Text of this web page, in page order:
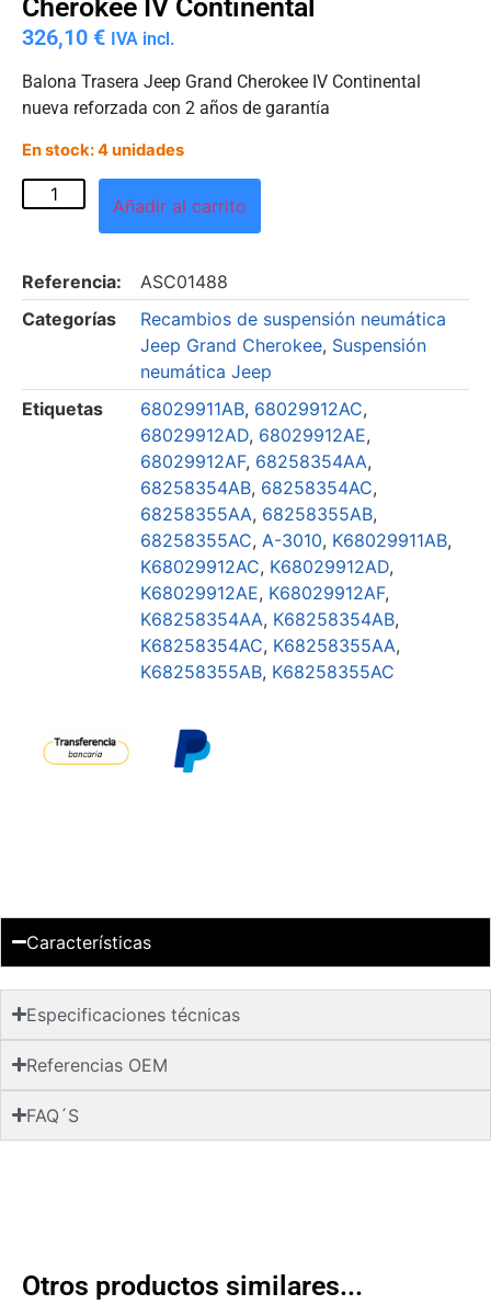
Cherokee IV Continental
326,10 € IVA incl.
Balona Trasera Jeep Grand Cherokee IV Continental
nueva reforzada con 2 años de garantía
En stock: 4 unidades
Añadir al carrito
Referencia:
ASC01488
Categorías
Recambios de suspensión neumática
Jeep Grand Cherokee, Suspensión
neumática Jeep
Etiquetas
68029911AB, 68029912AC,
68029912AD, 68029912AE,
68029912AF, 68258354AA,
68258354AB, 68258354AC,
68258355AA, 68258355AB,
68258355AC, A-3010, K68029911AB,
K68029912AC, K68029912AD,
K68029912AE, K68029912AF,
K68258354AA, K68258354AB,
K68258354AC, K68258355AA,
K68258355AB, K68258355AC
Características
Especificaciones técnicas
Referencias OEM
FAQ´S
Otros productos similares...